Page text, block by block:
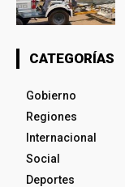
CATEGORÍAS
Gobierno
Regiones
Internacional
Social
Deportes